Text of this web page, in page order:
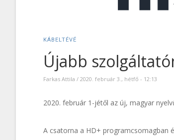
KÁBELTÉVÉ
Újabb
Farkas Attila / 2020. február 3., hétfő - 12:13
2020. február 1-jétől az új, magyar
A csatorna a HD+ programcsomagban